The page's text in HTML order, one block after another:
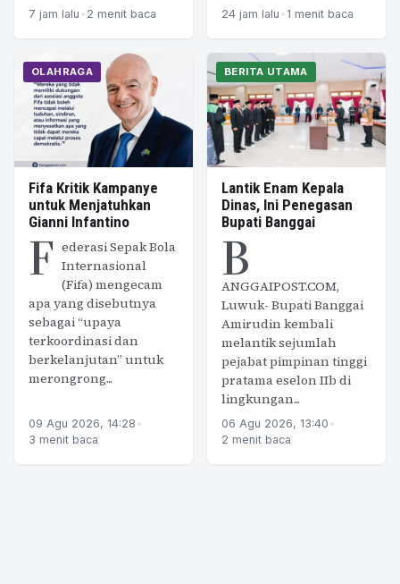
7 jam lalu • 2 menit baca 24 jam lalu • 1 menit baca
OLAHRAGA
Fifa Kritik Kampanye
untuk Menjatuhkan
Gianni Infantino
F ederasi Sepak Bola
Internasional
(Fifa) mengecam
apa yang disebutnya
sebagai “upaya
terkoordinasi dan
berkelanjutan” untuk
merongrong...
09 Agu 2026, 14:28 •
3 menit baca
BERITA UTAMA
Lantik Enam Kepala
Dinas, Ini Penegasan
Bupati Banggai
B
ANGGAIPOST.COM,
Luwuk- Bupati Banggai
Amirudin kembali
melantik sejumlah
pejabat pimpinan tinggi
pratama eselon IIb di
lingkungan...
06 Agu 2026, 13:40 •
2 menit baca